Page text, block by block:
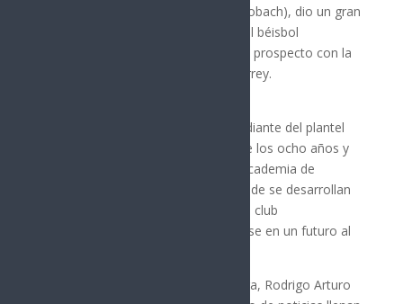
Bachilleres del Estado de Sonora (Cobach), dio un gran
paso en sus aspiraciones de llegar al béisbol
profesional al firmar contrato como prospecto con la
organización de Sultanes de Monterrey.
El pitcher derecho de 17 años, estudiante del plantel
Pueblo Yaqui, practica béisbol desde los ocho años y
actualmente ya forma parte de la Academia de
Sultanes de Monterrey, espacio donde se desarrollan
los jóvenes talentos firmados por el club
regiomontano, con miras a integrarse en un futuro al
El director general de Cobach Sonora, Rodrigo Arturo